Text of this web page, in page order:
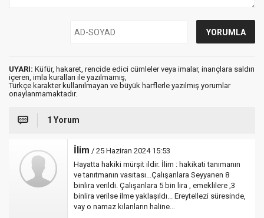
UYARI: Küfür, hakaret, rencide edici cümleler veya imalar, inançlara saldırı
içeren, imla kuralları ile yazılmamış,
Türkçe karakter kullanılmayan ve büyük harflerle yazılmış yorumlar
onaylanmamaktadır.
1 Yorum
İlim / 25 Haziran 2024 15:53
Hayatta hakiki mürşit ildir. İlim : hakikati tanımanın
ve tanıtmanın vasıtası...Çalışanlara Seyyanen 8
binlira verildi. Çalışanlara 5 bin lira , emeklilere ,3
binlira verilse ilme yaklaşıldı... Ereytellezi süresinde,
vay o namaz kılanların haline...